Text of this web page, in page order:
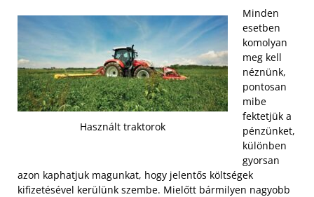
Használt traktorok
Minden
esetben
komolyan
meg kell
néznünk,
pontosan
mibe
fektetjük a
pénzünket,
különben
gyorsan
azon kaphatjuk magunkat, hogy jelentős költségek
kifizetésével kerülünk szembe. Mielőtt bármilyen nagyobb